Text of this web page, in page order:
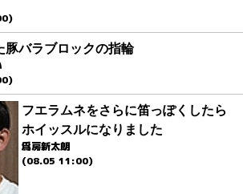
豚バラブロックの指輪
フエラムネをさらに笛っぽくしたら
ホイッスルになりました
爲房新太朗
(08.05 11:00)